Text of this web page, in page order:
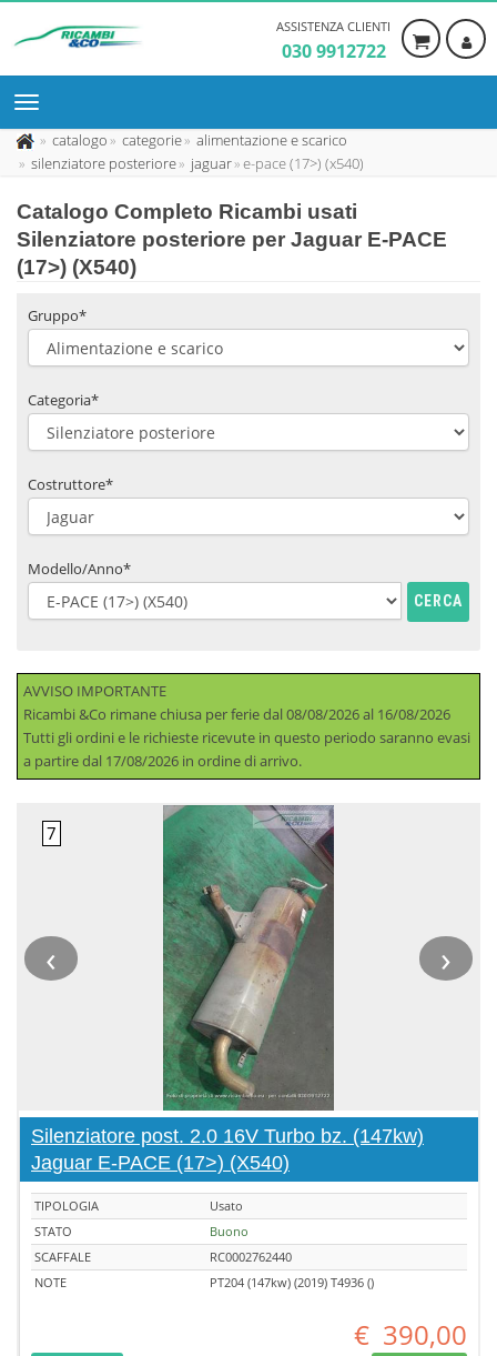
ASSISTENZA CLIENTI
030 9912722
catalogo categorie
alimentazione e scarico
silenziatore posteriore
jaguar e-pace (17>) (x540)
Catalogo Completo Ricambi usati
Silenziatore posteriore per Jaguar E-PACE
(17>) (X540)
Gruppo*
Categoria*
Costruttore*
Modello/Anno*
CERCA
AVVISO IMPORTANTE
Ricambi &Co rimane chiusa per ferie dal 08/08/2026 al 16/08/2026
Tutti gli ordini e le richieste ricevute in questo periodo saranno evasi
a partire dal 17/08/2026 in ordine di arrivo.
‹ ›
Silenziatore post. 2.0 16V Turbo bz. (147kw)
Jaguar E-PACE (17>) (X540)
TIPOLOGIA
Usato
STATO
Buono
SCAFFALE
RC0002762440
NOTE
PT204 (147kw) (2019) T4936 ()
€ 390,00